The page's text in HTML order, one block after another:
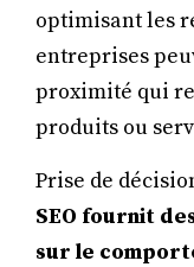
optimisant les
entreprises
proximité qui
produits ou
Prise de
SEO fournit
sur le